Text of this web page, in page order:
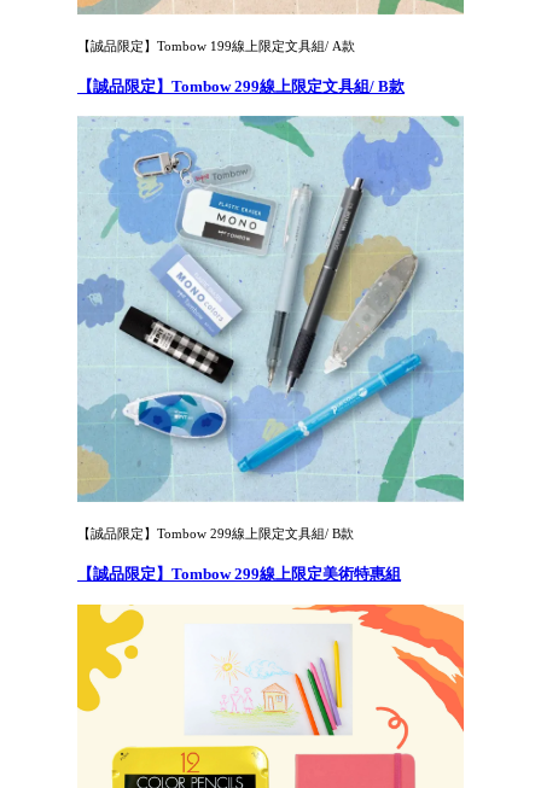
【誠品限定】Tombow 199線上限定文具組/ A款
【誠品限定】Tombow 299線上限定文具組/ B款
【誠品限定】Tombow 299線上限定文具組/ B款
【誠品限定】Tombow 299線上限定美術特惠組